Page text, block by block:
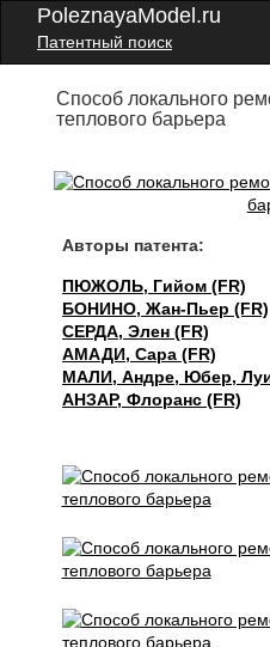
PoleznayaModel.ru
Патентный поиск
Способ локального
теплового барьера
Авторы патента:
ПЮЖОЛЬ, Гийом (FR)
БОНИНО, Жан-Пьер (FR)
СЕРДА, Элен (FR)
АМАДИ, Сара (FR)
МАЛИ, Андре, Юбер,
АНЗАР, Флоранс (FR)